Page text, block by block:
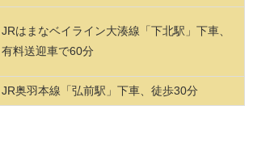
JRはまなベイライン大湊線「下北駅」下車、
有料送迎車で60分
JR奥羽本線「弘前駅」下車、徒歩30分